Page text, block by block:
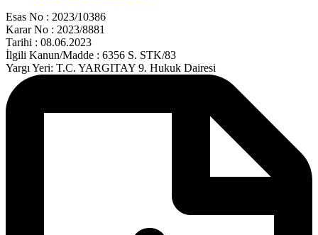
Esas No : 2023/10386
Karar No : 2023/8881
Tarihi : 08.06.2023
İlgili Kanun/Madde : 6356 S. STK/83
Yargı Yeri: T.C. YARGITAY 9. Hukuk Dairesi